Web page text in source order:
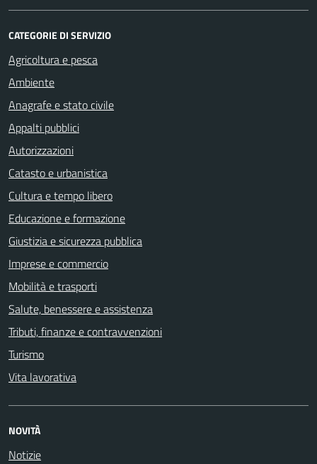
CATEGORIE DI SERVIZIO
Agricoltura e pesca
Ambiente
Anagrafe e stato civile
Appalti pubblici
Autorizzazioni
Catasto e urbanistica
Cultura e tempo libero
Educazione e formazione
Giustizia e sicurezza pubblica
Imprese e commercio
Mobilità e trasporti
Salute, benessere e assistenza
Tributi, finanze e contravvenzioni
Turismo
Vita lavorativa
NOVITÀ
Notizie